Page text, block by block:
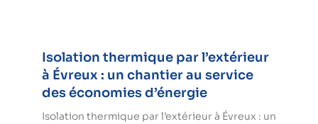
Isolation thermique par l’extérieur
à Évreux : un chantier au service
des économies d’énergie
Isolation thermique par l’extérieur à Évreux : un